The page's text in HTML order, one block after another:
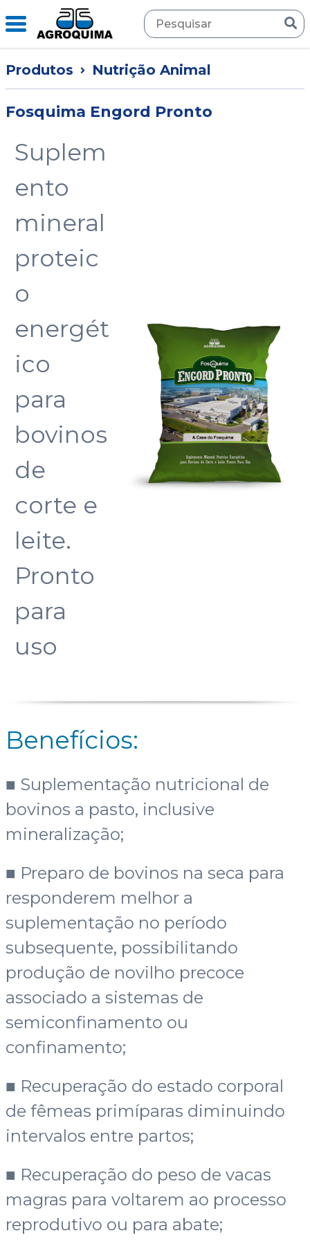
Produtos Nutrição Animal
Fosquima Engord Pronto
Suplem
ento
mineral
proteic
o
energét
ico
para
bovinos
de
corte e
leite.
Pronto
para
uso
Benefícios:
■ Suplementação nutricional de
bovinos a pasto, inclusive
mineralização;
■ Preparo de bovinos na seca para
responderem melhor a
suplementação no período
subsequente, possibilitando
produção de novilho precoce
associado a sistemas de
semiconfinamento ou
confinamento;
■ Recuperação do estado corporal
de fêmeas primíparas diminuindo
intervalos entre partos;
■ Recuperação do peso de vacas
magras para voltarem ao processo
reprodutivo ou para abate;